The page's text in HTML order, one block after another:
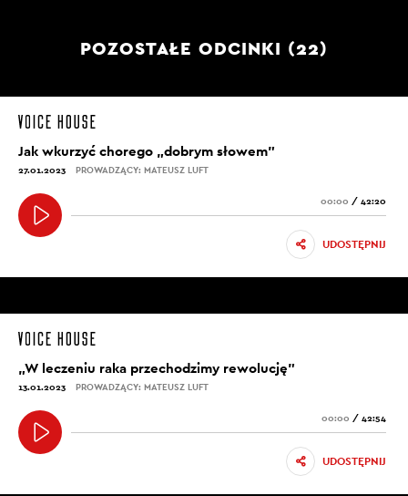
POZOSTAŁE ODCINKI (22)
Jak wkurzyć chorego „dobrym słowem”
27.01.2023 PROWADZĄCY: MATEUSZ LUFT
00:00 / 42:20
UDOSTĘPNIJ
„W leczeniu raka przechodzimy rewolucję”
13.01.2023 PROWADZĄCY: MATEUSZ LUFT
00:00 / 42:54
UDOSTĘPNIJ